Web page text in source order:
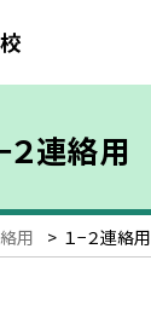
２連絡用
用 > １−２連絡用